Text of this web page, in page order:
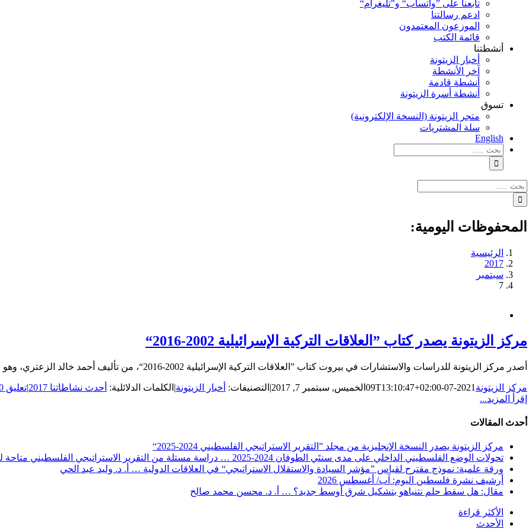
تابعنا على ”واتساب“ و”تليغرام“
ادعم رسالتنا
الموزعون المعتمدون
قائمة الكتب
أنشطتنا
أخبار الزيتونة
آخر الأنشطة
أنشطة قادمة
أنشطة أسرة الزيتونة
تسوق
متجر الزيتونة (النسخة الإلكترونية)
سلة المشتريات
English
نتائج
البحث
بالنسبة
الي
:
نتائج
البحث
بالنسبة
الي
: المحفوظات اليومية:
الرئيسية
2017
سبتمبر
7
مركز الزيتونة يصدر كتاب ”العلاقات التركية الإسرائيلية 2002-2016“
أصدر مركز الزيتونة للدراسات والاستشارات في بيروت كتاب ”العلاقات التركية الإسرائيلية 2002-2016“، من تأليف أحمد خالد الزعتري، وهو في أصله بحث نال به المؤلف درجة [...]
مركز الزيتونة 2021-07-09T13:10:47+02:00 الخميس, سبتمبر 7, 2017 | التصنيفات: أخبار الزيتونة| الكلمات الدلائلية: أحدث نشاطاتنا 2017 |تعليق 0
إقرأ المزيد...
أحدث المقالات
مركز الزيتونة يصدر النسخة الإنجليزية من مجلد ”التقرير الاستراتيجي الفلسطيني 2024-2025“
تحولات الوضع الفلسطيني الداخلي على مدى سنتَي الطوفان 2024-2025 … دراسة مستلة من التقرير الاستراتيجي الفلسطيني متاحة للتحميل المجاني
ورقة علمية: نموذج مقترح لقياس ”مؤشر السيادة والاستقلال الاستراتيجي“ في العلاقات الدولية … أ. د. وليد عبد الحي
أرشيف نشرة فلسطين اليوم: آب/ أغسطس 2026
مقال: هل سقط حلم نتنياهو بتشكيل شرق أوسط جديد؟ … أ. د. محسن محمد صالح
الأكثر قراءة
الأحدث